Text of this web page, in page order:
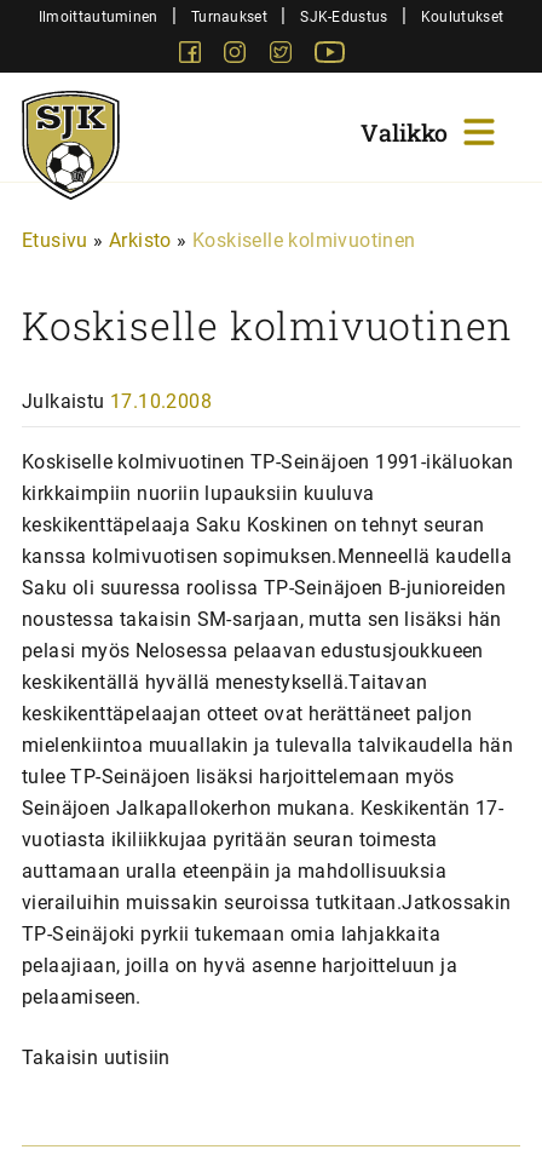
SiirryIlmoittautuminen | Turnaukset | SJK-Edustus | Koulutukset
FacebookInstagram
Twitter
Sjk-
Juniorit
Etusivu » Arkisto » Koskiselle kolmivuotinen
Koskiselle kolmivuotinen
Julkaistu 17.10.2008
Koskiselle kolmivuotinen TP-Seinäjoen 1991-ikäluokan
kirkkaimpiin nuoriin lupauksiin kuuluva
keskikenttäpelaaja Saku Koskinen on tehnyt seuran
kanssa kolmivuotisen sopimuksen.Menneellä kaudella
Saku oli suuressa roolissa TP-Seinäjoen B-junioreiden
noustessa takaisin SM-sarjaan, mutta sen lisäksi hän
pelasi myös Nelosessa pelaavan edustusjoukkueen
keskikentällä hyvällä menestyksellä.Taitavan
keskikenttäpelaajan otteet ovat herättäneet paljon
mielenkiintoa muuallakin ja tulevalla talvikaudella hän
tulee TP-Seinäjoen lisäksi harjoittelemaan myös
Seinäjoen Jalkapallokerhon mukana. Keskikentän 17-
vuotiasta ikiliikkujaa pyritään seuran toimesta
auttamaan uralla eteenpäin ja mahdollisuuksia
vierailuihin muissakin seuroissa tutkitaan.Jatkossakin
TP-Seinäjoki pyrkii tukemaan omia lahjakkaita
pelaajiaan, joilla on hyvä asenne harjoitteluun ja
pelaamiseen.
Takaisin uutisiin